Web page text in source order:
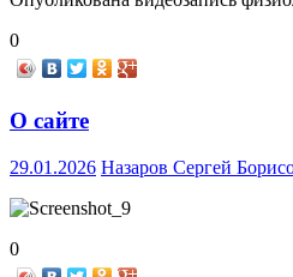
0
О сайте
29.01.2026 Назаров Сергей
0